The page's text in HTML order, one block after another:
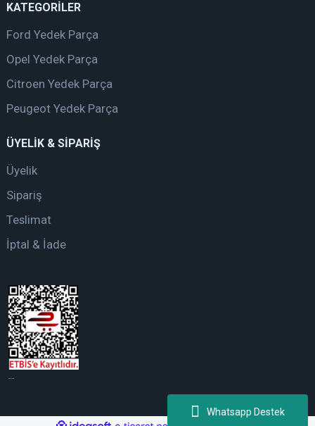
Whatsapp Destek
KATEGORİLER
Ford Yedek Parça
Opel Yedek Parça
Citroen Yedek Parça
Peugeot Yedek Parça
ÜYELİK & SİPARİŞ
Üyelik
Sipariş
Teslimat
İptal & İade